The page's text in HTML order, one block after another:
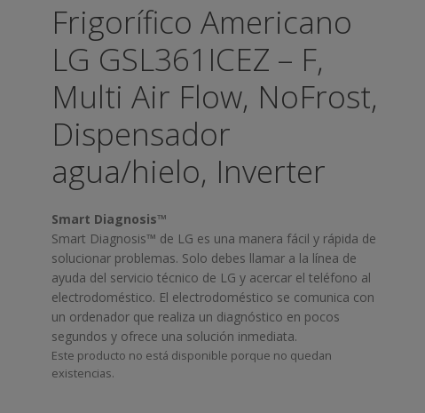
Frigorífico Americano
LG GSL361ICEZ – F,
Multi Air Flow, NoFrost,
Dispensador
agua/hielo, Inverter
Smart Diagnosis™
Smart Diagnosis™ de LG es una manera fácil y rápida de
solucionar problemas. Solo debes llamar a la línea de
ayuda del servicio técnico de LG y acercar el teléfono al
electrodoméstico. El electrodoméstico se comunica con
un ordenador que realiza un diagnóstico en pocos
segundos y ofrece una solución inmediata.
Este producto no está disponible porque no quedan
existencias.